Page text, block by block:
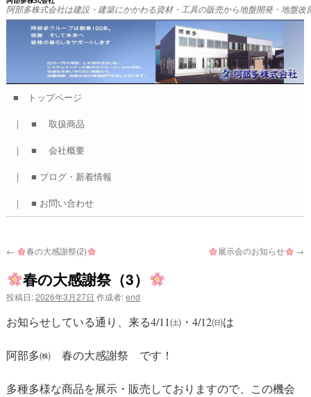
阿部多株式会社は建設・建築にかかわる資材・工具の販売から地盤開発・地盤
コ
ン
テ
ン
ツ
ス
キ
■ トップページ
｜ ■ 取扱商品
｜ ■ 会社概要
｜ ■ ブログ・新着情報
｜ ■ お問い合わせ
← 春の大感謝祭(2) 展示会のお知らせ →
春の大感謝祭（3）
投稿日: 2026年3月27日 作成者: end
お知らせしている通り、来る4/11㈯・4/12㈰は
阿部多㈱ 春の大感謝祭 です！
多種多様な商品を展示・販売しておりますので、この機会